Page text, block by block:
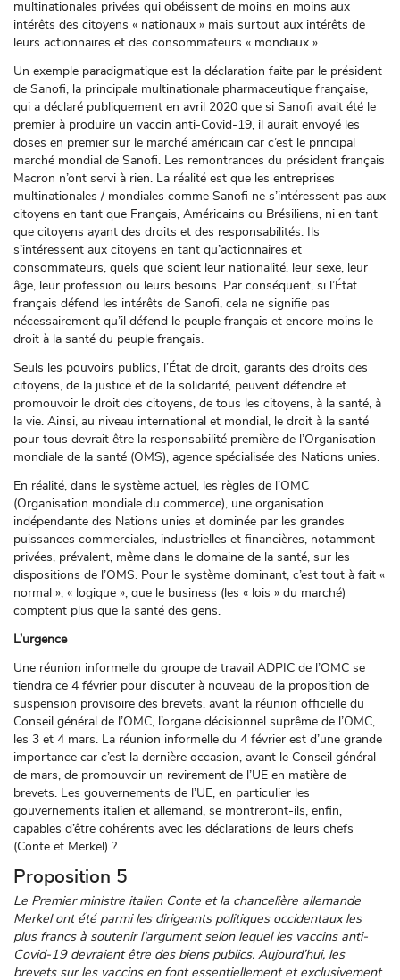
multinationales privées qui obéissent de moins en moins aux
intérêts des citoyens « nationaux » mais surtout aux intérêts de
leurs actionnaires et des consommateurs « mondiaux ».
Un exemple paradigmatique est la déclaration faite par le président
de Sanofi, la principale multinationale pharmaceutique française,
qui a déclaré publiquement en avril 2020 que si Sanofi avait été le
premier à produire un vaccin anti-Covid-19, il aurait envoyé les
doses en premier sur le marché américain car c’est le principal
marché mondial de Sanofi. Les remontrances du président français
Macron n’ont servi à rien. La réalité est que les entreprises
multinationales / mondiales comme Sanofi ne s’intéressent pas aux
citoyens en tant que Français, Américains ou Brésiliens, ni en tant
que citoyens ayant des droits et des responsabilités. Ils
s’intéressent aux citoyens en tant qu’actionnaires et
consommateurs, quels que soient leur nationalité, leur sexe, leur
âge, leur profession ou leurs besoins. Par conséquent, si l’État
français défend les intérêts de Sanofi, cela ne signifie pas
nécessairement qu’il défend le peuple français et encore moins le
droit à la santé du peuple français.
Seuls les pouvoirs publics, l’État de droit, garants des droits des
citoyens, de la justice et de la solidarité, peuvent défendre et
promouvoir le droit des citoyens, de tous les citoyens, à la santé, à
la vie. Ainsi, au niveau international et mondial, le droit à la santé
pour tous devrait être la responsabilité première de l’Organisation
mondiale de la santé (OMS), agence spécialisée des Nations unies.
En réalité, dans le système actuel, les règles de l’OMC
(Organisation mondiale du commerce), une organisation
indépendante des Nations unies et dominée par les grandes
puissances commerciales, industrielles et financières, notamment
privées, prévalent, même dans le domaine de la santé, sur les
dispositions de l’OMS. Pour le système dominant, c’est tout à fait «
normal », « logique », que le business (les « lois » du marché)
comptent plus que la santé des gens.
L’urgence
Une réunion informelle du groupe de travail ADPIC de l’OMC se
tiendra ce 4 février pour discuter à nouveau de la proposition de
suspension provisoire des brevets, avant la réunion officielle du
Conseil général de l’OMC, l’organe décisionnel suprême de l’OMC,
les 3 et 4 mars. La réunion informelle du 4 février est d’une grande
importance car c’est la dernière occasion, avant le Conseil général
de mars, de promouvoir un revirement de l’UE en matière de
brevets. Les gouvernements de l’UE, en particulier les
gouvernements italien et allemand, se montreront-ils, enfin,
capables d’être cohérents avec les déclarations de leurs chefs
(Conte et Merkel) ?
Proposition 5
Le Premier ministre italien Conte et la chancelière allemande
Merkel ont été parmi les dirigeants politiques occidentaux les
plus francs à soutenir l’argument selon lequel les vaccins anti-
Covid-19 devraient être des biens publics. Aujourd’hui, les
brevets sur les vaccins en font essentiellement et exclusivement